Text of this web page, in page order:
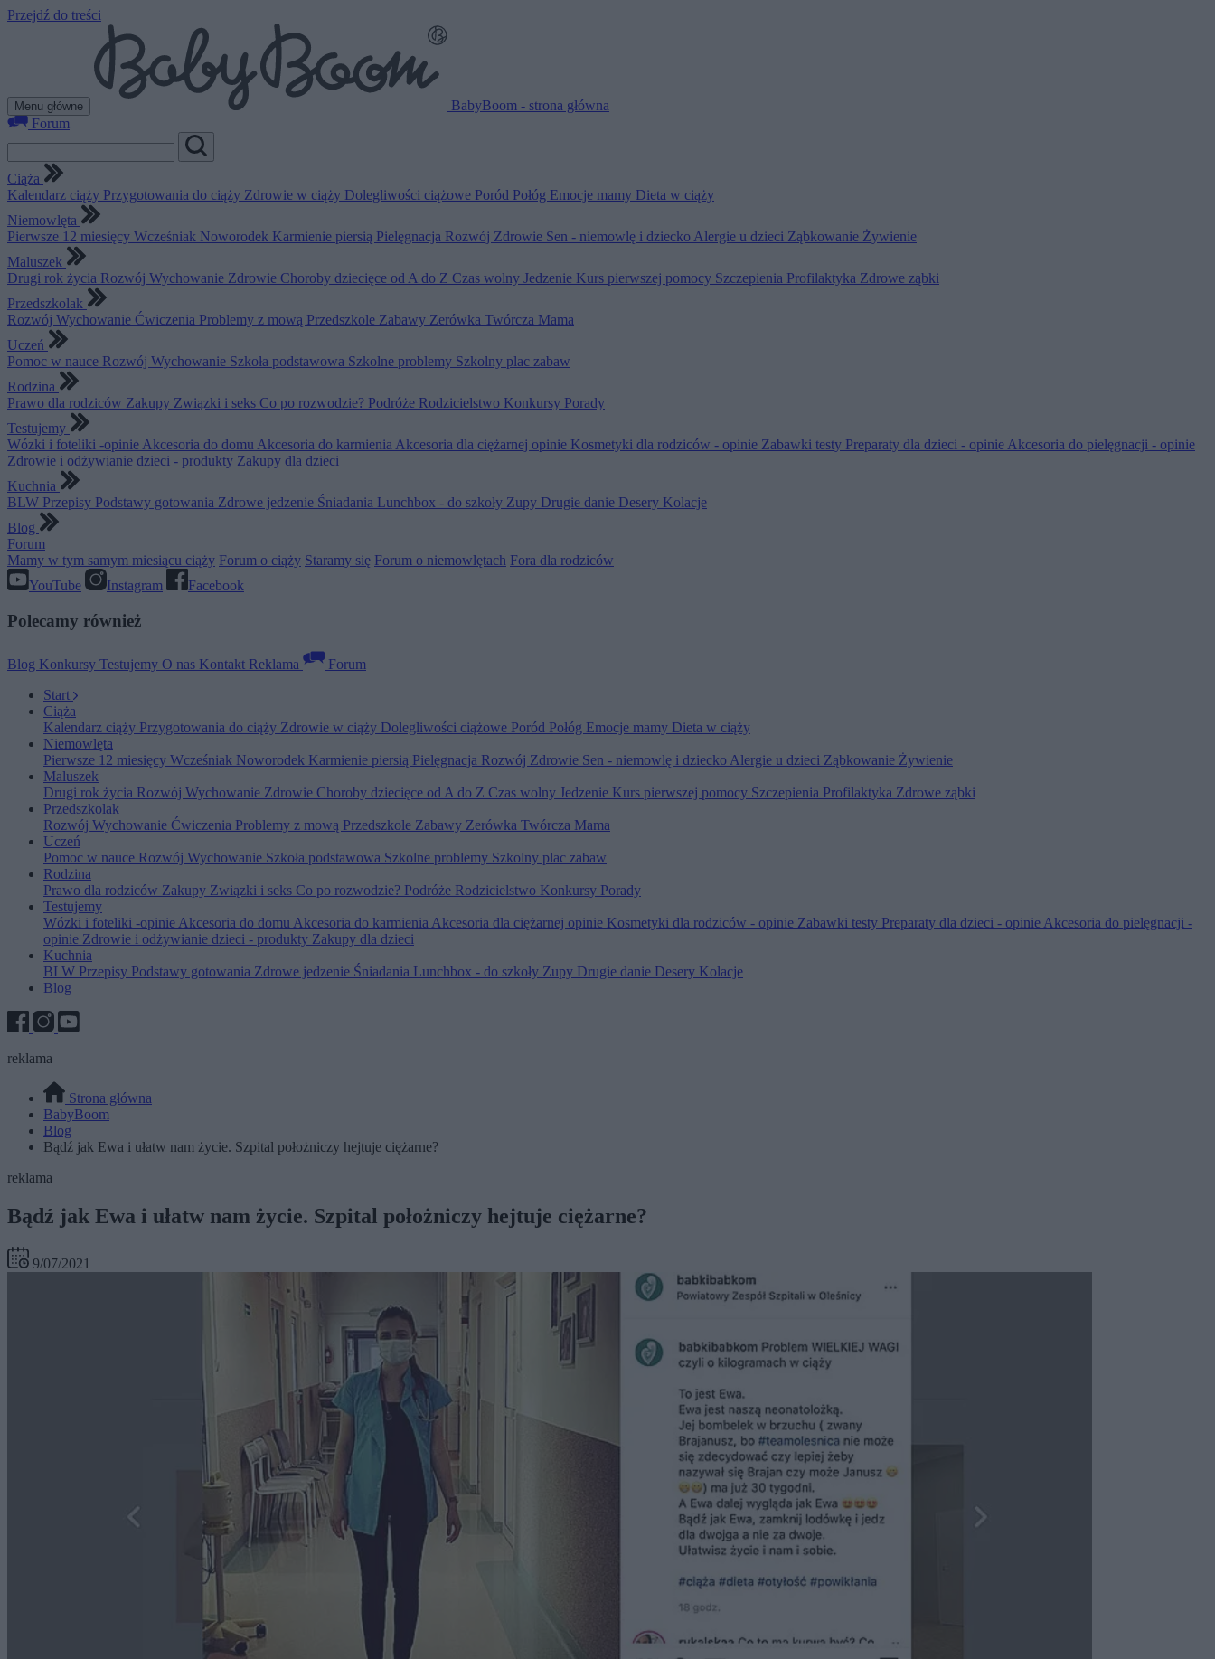
Przejdź do treści
Menu główne
BabyBoom - strona główna
Forum
Ciąża
Kalendarz ciąży Przygotowania do ciąży Zdrowie w ciąży Dolegliwości ciążowe Poród Połóg Emocje mamy Dieta w ciąży
Niemowlęta
Pierwsze 12 miesięcy Wcześniak Noworodek Karmienie piersią Pielęgnacja Rozwój Zdrowie Sen - niemowlę i dziecko Alergie u dzieci Ząbkowanie Żywienie
Maluszek
Drugi rok życia Rozwój Wychowanie Zdrowie Choroby dziecięce od A do Z Czas wolny Jedzenie Kurs pierwszej pomocy Szczepienia Profilaktyka Zdrowe ząbki
Przedszkolak
Rozwój Wychowanie Ćwiczenia Problemy z mową Przedszkole Zabawy Zerówka Twórcza Mama
Uczeń
Pomoc w nauce Rozwój Wychowanie Szkoła podstawowa Szkolne problemy Szkolny plac zabaw
Rodzina
Prawo dla rodziców Zakupy Związki i seks Co po rozwodzie? Podróże Rodzicielstwo Konkursy Porady
Testujemy
Wózki i foteliki -opinie Akcesoria do domu Akcesoria do karmienia Akcesoria dla ciężarnej opinie Kosmetyki dla rodziców - opinie Zabawki testy Preparaty dla dzieci - opinie Akcesoria do pielęgnacji - opinie
Zdrowie i odżywianie dzieci - produkty Zakupy dla dzieci
Kuchnia
BLW Przepisy Podstawy gotowania Zdrowe jedzenie Śniadania Lunchbox - do szkoły Zupy Drugie danie Desery Kolacje
Blog
Forum
Mamy w tym samym miesiącu ciąży Forum o ciąży Staramy się Forum o niemowlętach Fora dla rodziców
YouTube
Instagram Facebook
Polecamy również
Blog Konkursy Testujemy O nas Kontakt Reklama
Forum
Start
Ciąża
Kalendarz ciąży Przygotowania do ciąży Zdrowie w ciąży Dolegliwości ciążowe Poród Połóg Emocje mamy Dieta w ciąży
Niemowlęta
Pierwsze 12 miesięcy Wcześniak Noworodek Karmienie piersią Pielęgnacja Rozwój Zdrowie Sen - niemowlę i dziecko Alergie u dzieci Ząbkowanie Żywienie
Maluszek
Drugi rok życia Rozwój Wychowanie Zdrowie Choroby dziecięce od A do Z Czas wolny Jedzenie Kurs pierwszej pomocy Szczepienia Profilaktyka Zdrowe ząbki
Przedszkolak
Rozwój Wychowanie Ćwiczenia Problemy z mową Przedszkole Zabawy Zerówka Twórcza Mama
Uczeń
Pomoc w nauce Rozwój Wychowanie Szkoła podstawowa Szkolne problemy Szkolny plac zabaw
Rodzina
Prawo dla rodziców Zakupy Związki i seks Co po rozwodzie? Podróże Rodzicielstwo Konkursy Porady
Testujemy
Wózki i foteliki -opinieAkcesoria do domu Akcesoria do karmieniaAkcesoria dla ciężarnej opinie Kosmetyki dla rodziców - opinie Zabawki testy Preparaty dla dzieci - opinieAkcesoria do pielęgnacji -
opinie Zdrowie i odżywianie dzieci - produkty Zakupy dla dzieci
Kuchnia
BLW Przepisy Podstawy gotowania Zdrowe jedzenie Śniadania Lunchbox - do szkoły Zupy Drugie danie Desery Kolacje
Blog
reklama
Strona główna
BabyBoom
Blog
Bądź jak Ewa i ułatw nam życie. Szpital położniczy hejtuje ciężarne?
reklama
Bądź jak Ewa i ułatw nam życie. Szpital położniczy hejtuje ciężarne?
9/07/2021